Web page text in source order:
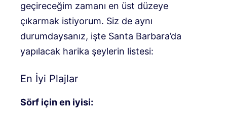
geçireceğim zamanı en üst düzeye
çıkarmak istiyorum. Siz de aynı
durumdaysanız, işte Santa Barbara’da
yapılacak harika şeylerin listesi:
En İyi Plajlar
Sörf için en iyisi: